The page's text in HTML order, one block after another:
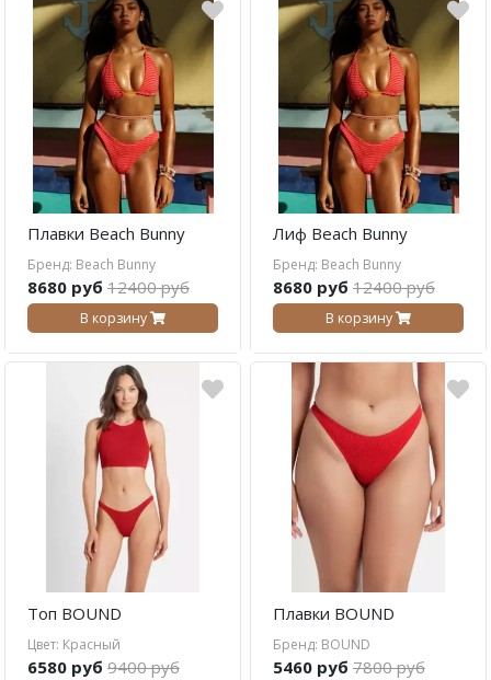
Плавки Beach Bunny
Бренд: Beach Bunny
8680 руб 12400 руб
В корзину
Лиф Beach Bunny
Бренд: Beach Bunny
8680 руб 12400 руб
В корзину
Топ BOUND
Цвет: Красный
6580 руб 9400 руб
Плавки BOUND
Бренд: BOUND
5460 руб 7800 руб